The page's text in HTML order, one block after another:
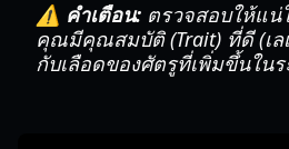
⚠️ คำเตือน: ตรวจสอบให้แน่
คุณมีคุณสมบัติ (Trait) ที่ดี (เล
กับเลือดของศัตรูที่เพิ่มขึ้นใน